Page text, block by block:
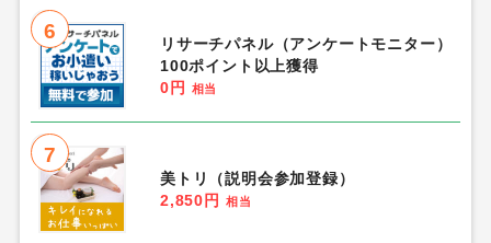
6
リサーチパネル（アンケートモニター）
100ポイント以上獲得
0円
相当
7
美トリ（説明会参加登録）
2,850円
相当